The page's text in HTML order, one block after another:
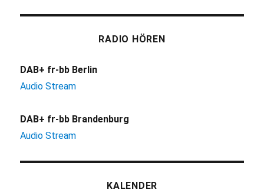
RADIO HÖREN
DAB+ fr-bb Berlin
Audio Stream
DAB+ fr-bb Brandenburg
Audio Stream
KALENDER